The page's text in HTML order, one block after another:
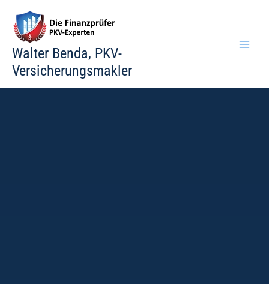
Inhalt
springen
Walter Benda, PKV-
Versicherungsmakler